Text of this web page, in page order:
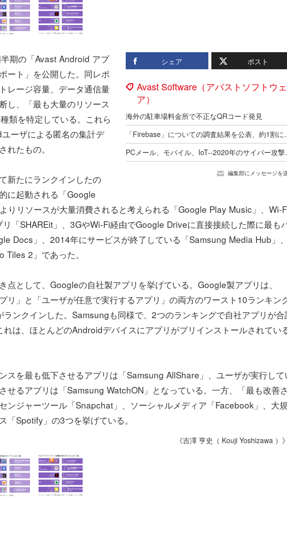
シェア ポスト
Avast Software（アバストソフトウェ
ア）
海外の駐車場料金所で不正なQRコード発見
「Firebase」につ
PCメール
編集部にメッセージを
期の「Avast Android アプ
ート」を公開した。同レポ
レージ容量、データ通信量
し、「最も大量のリソース
類を特定している。これら
ーザによる匿名の集計デ
れたもの。
新たにランクインしたの
に起動される「Google
りリソースが大量消費されると考えられる「Google Play Music」、Wi-
「SHAREit」、3GやWi-Fi経由でGoogle Driveに直接接続した際に最も
Docs」、2014年にサービスが終了している「Samsung Media Hub」、
2」であった。
点として、Googleの自社製アプリを挙げている。Google製アプリは、
リ」と「ユーザが任意で実行するアプリ」の両方のワースト10ランキン
ンクインした。Samsungも同様で、2つのランキングで自社アプリが合
は、ほとんどのAndroidデバイスにアプリがプリインストールされてい
スを最も低下させるアプリは「Samsung AllShare」、ユーザが実行して
せるアプリは「Samsung WatchON」となっている。一方、「最も改善さ
ンジャーツール「Snapchat」、ソーシャルメディア「Facebook」、大規
「Spotify」の3つを挙げている。
《吉澤 亨史（ Kouji Yoshizawa ）》